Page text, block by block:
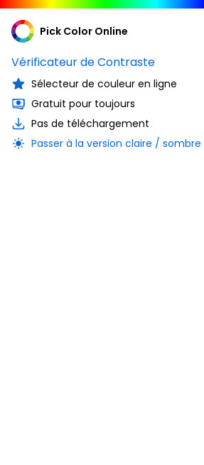
Pick Color Online
Vérificateur de Contraste
Sélecteur de couleur en ligne
Gratuit pour toujours
Pas de téléchargement
Passer à la version claire / sombre